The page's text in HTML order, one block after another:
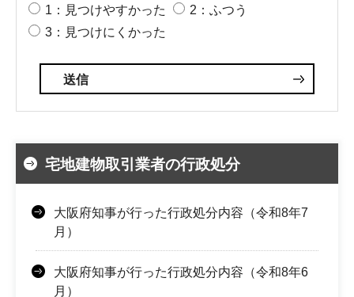
1：見つけやすかった
2：ふつう
3：見つけにくかった
宅地建物取引業者の行政処分
大阪府知事が行った行政処分内容（令和8年7
月）
大阪府知事が行った行政処分内容（令和8年6
月）